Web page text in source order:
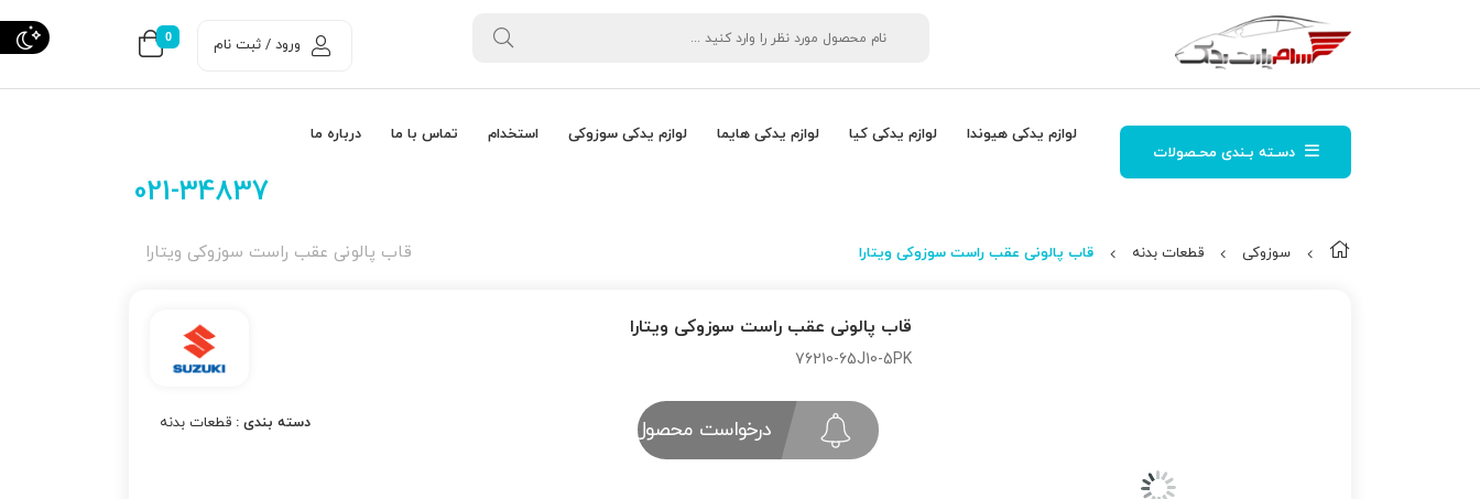
0 ورود / ثبت نام
دسـته بـندی محـصولات
لوازم یدکی هیوندا لوازم یدکی کیا لوازم یدکی هایما لوازم یدکی سوزوکی استخدام تماس با ما درباره ما
021-34837
قاب پالونی عقب راست سوزوکی ویتارا سوزوکی قطعات بدنه قاب پالونی عقب راست سوزوکی ویتارا
قاب پالونی عقب راست سوزوکی ویتارا
76210-65J10-5PK
درخواست محصول دسته بندی :قطعات بدنه